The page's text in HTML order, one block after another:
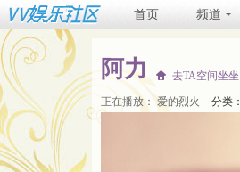
首页 频道
阿力 去TA空间坐坐
正在播放：爱的烈火 分类：